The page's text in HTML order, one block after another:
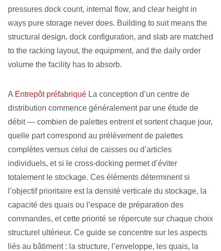
pressures dock count, internal flow, and clear height in
ways pure storage never does. Building to suit means the
structural design, dock configuration, and slab are matched
to the racking layout, the equipment, and the daily order
volume the facility has to absorb.
A Entrepôt préfabriqué La conception d’un centre de
distribution commence généralement par une étude de
débit — combien de palettes entrent et sortent chaque jour,
quelle part correspond au prélèvement de palettes
complètes versus celui de caisses ou d’articles
individuels, et si le cross-docking permet d’éviter
totalement le stockage. Ces éléments déterminent si
l’objectif prioritaire est la densité verticale du stockage, la
capacité des quais ou l’espace de préparation des
commandes, et cette priorité se répercute sur chaque choix
structurel ultérieur. Ce guide se concentre sur les aspects
liés au bâtiment : la structure, l’enveloppe, les quais, la